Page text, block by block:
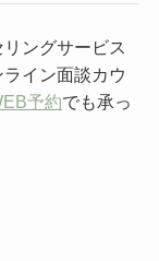
ングサービス
イン面談カウ
予約でも承っ